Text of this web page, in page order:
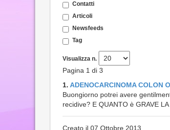
Contatti
Articoli
Newsfeeds
Tag
Visualizza n.
Pagina 1 di 3
1. ADENOCARCINOMA COLON
Buongiorno potrei avere
recidive? E QUANTO è GRAVE
Creato il 07 Ottobre 2013